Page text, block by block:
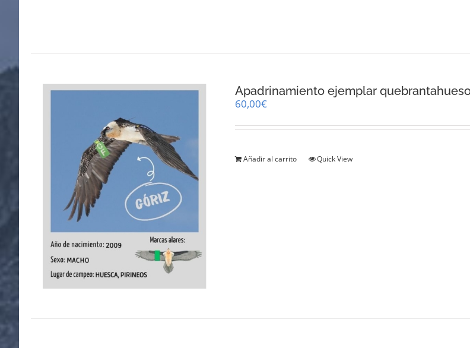
Apadrinamiento ejemplar
60,00€
Añadir al carrito Quick View